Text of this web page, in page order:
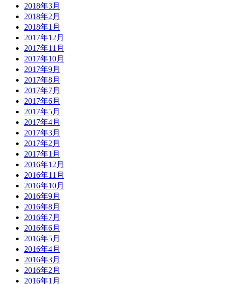
2018年3月
2018年2月
2018年1月
2017年12月
2017年11月
2017年10月
2017年9月
2017年8月
2017年7月
2017年6月
2017年5月
2017年4月
2017年3月
2017年2月
2017年1月
2016年12月
2016年11月
2016年10月
2016年9月
2016年8月
2016年7月
2016年6月
2016年5月
2016年4月
2016年3月
2016年2月
2016年1月